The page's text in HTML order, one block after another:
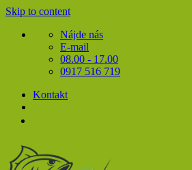
Skip to content
Nájde nás
E-mail
08.00 - 17.00
0917 516 719
Kontakt